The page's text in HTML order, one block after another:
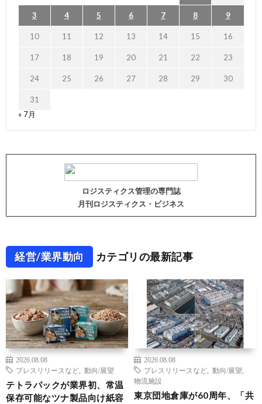
3 4 5 6 7 8 9
10 11 12 13 14 15 16
17 18 19 20 21 22 23
24 25 26 27 28 29 30
31
« 7月
ロジスティクス管理の専門誌
月刊ロジスティクス・ビジネス
経営/業界動向 カテゴリの最新記事
2026.08.08
プレスリリースなど
動向/展望
テトラパックが業界初、常温
保存可能なツナ製品向け紙容
2026.08.08
プレスリリースなど
動向/展望
物流施設
東京団地倉庫が60周年、「共